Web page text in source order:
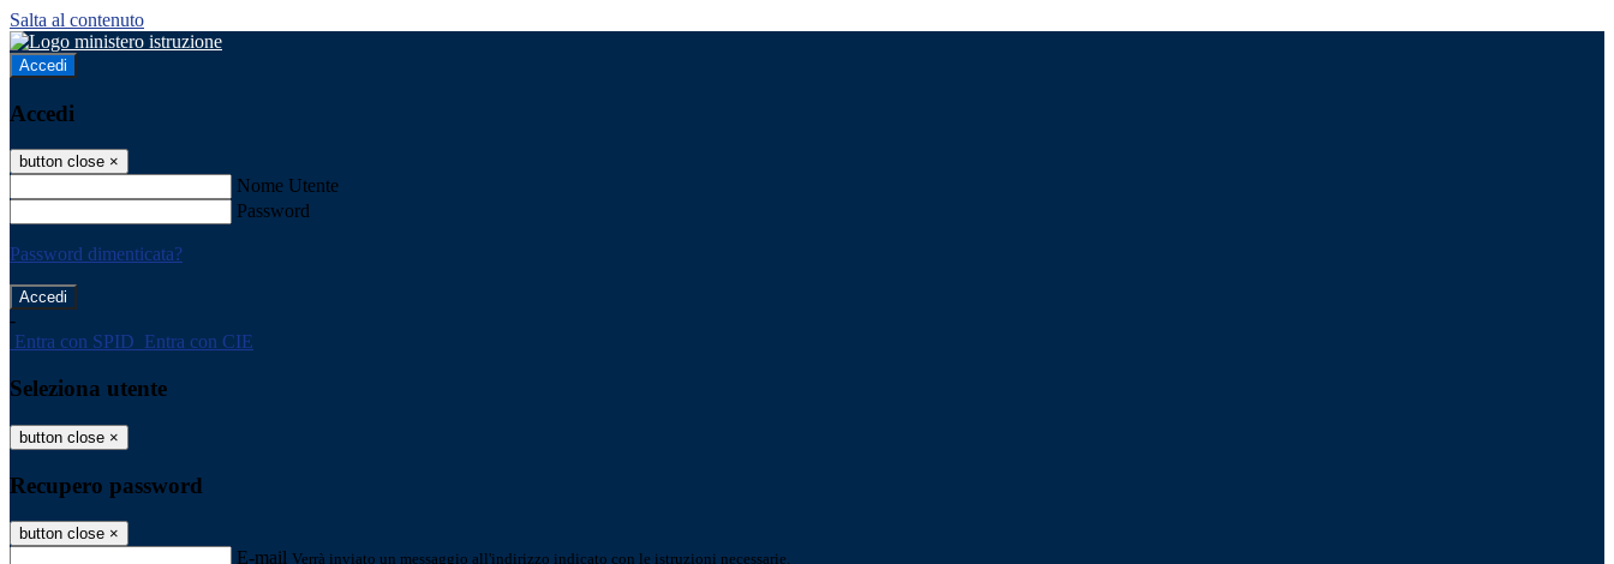
Salta al contenuto
Accedi
Accedi
button close ×
Nome Utente
Password
Password dimenticata?
-
Entra con SPID Entra con CIE
Seleziona utente
button close ×
Recupero password
button close ×
E-mail Verrà inviato un messaggio all'indirizzo indicato con le istruzioni necessarie.